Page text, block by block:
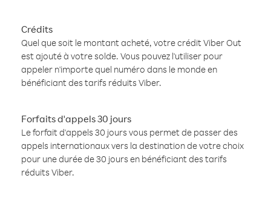
Crédits
Quel que soit le montant acheté, votre crédit Viber Out
est ajouté à votre solde. Vous pouvez l'utiliser pour
appeler n'importe quel numéro dans le monde en
bénéficiant des tarifs réduits Viber.
Forfaits d'appels 30 jours
Le forfait d'appels 30 jours vous permet de passer des
appels internationaux vers la destination de votre choix
pour une durée de 30 jours en bénéficiant des tarifs
réduits Viber.